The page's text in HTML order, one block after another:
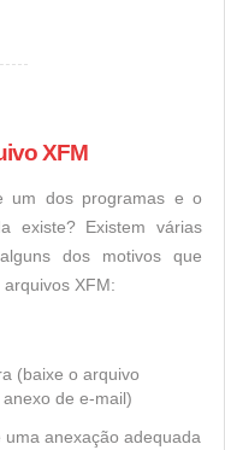
XFM
um dos programas e o
existe? Existem várias
dos motivos que
XFM:
(baixe o arquivo
de e-mail)
anexação adequada